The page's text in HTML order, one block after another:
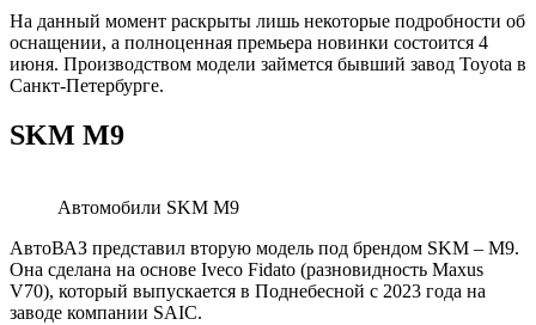
На данный момент раскрыты лишь некоторые подробности об
оснащении, а полноценная премьера новинки состоится 4
июня. Производством модели займется бывший завод Toyota в
Санкт-Петербурге.
SKM M9
Автомобили SKM M9
АвтоВАЗ представил вторую модель под брендом SKM – M9.
Она сделана на основе Iveco Fidato (разновидность Maxus
V70), который выпускается в Поднебесной с 2023 года на
заводе компании SAIC.